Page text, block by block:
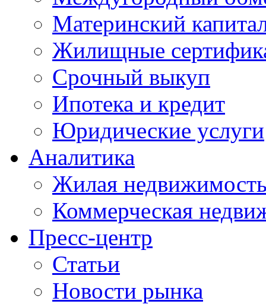
Материнский
Жилищные
Срочный выкуп
Ипотека и кредит
Юридические услуги
Аналитика
Жилая
Коммерческая
Пресс-центр
Статьи
Новости рынка